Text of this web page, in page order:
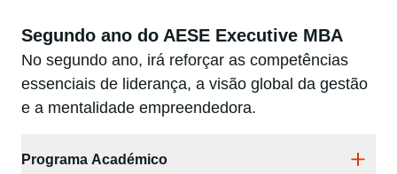
Segundo ano do AESE Executive MBA
No segundo ano, irá reforçar as competências
essenciais de liderança, a visão global da gestão
e a mentalidade empreendedora.
Programa Académico